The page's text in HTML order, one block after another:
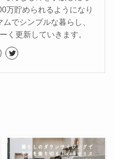
万貯められるようになり
でシンプルな暮らし、
く更新していきます。